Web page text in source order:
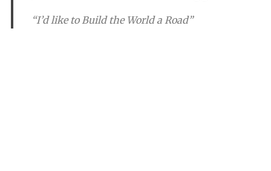
“I’d like to Build the World a Road”